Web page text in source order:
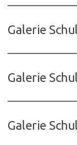
Galerie
Galerie
Galerie